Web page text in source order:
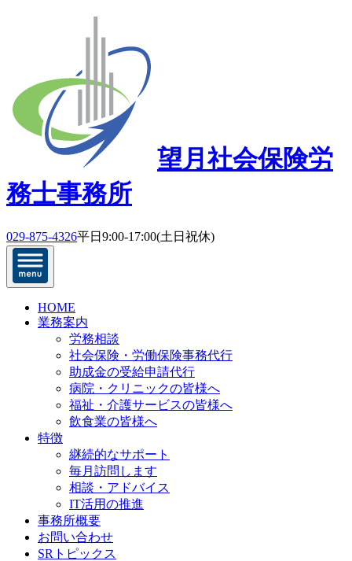
望月社会保険労
務士事務所
029-875-4326平日9:00-17:00(土日祝休)
HOME
業務案内
労務相談
社会保険・労働保険事務代行
助成金の受給申請代行
病院・クリニックの皆様へ
福祉・介護サービスの皆様へ
飲食業の皆様へ
特徴
継続的なサポート
毎月訪問します
相談・アドバイス
IT活用の推進
事務所概要
お問い合わせ
SRトピックス